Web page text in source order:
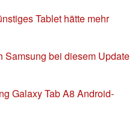
Tablet hätte mehr
Samsung bei diesem Update
Galaxy Tab A8 Android-